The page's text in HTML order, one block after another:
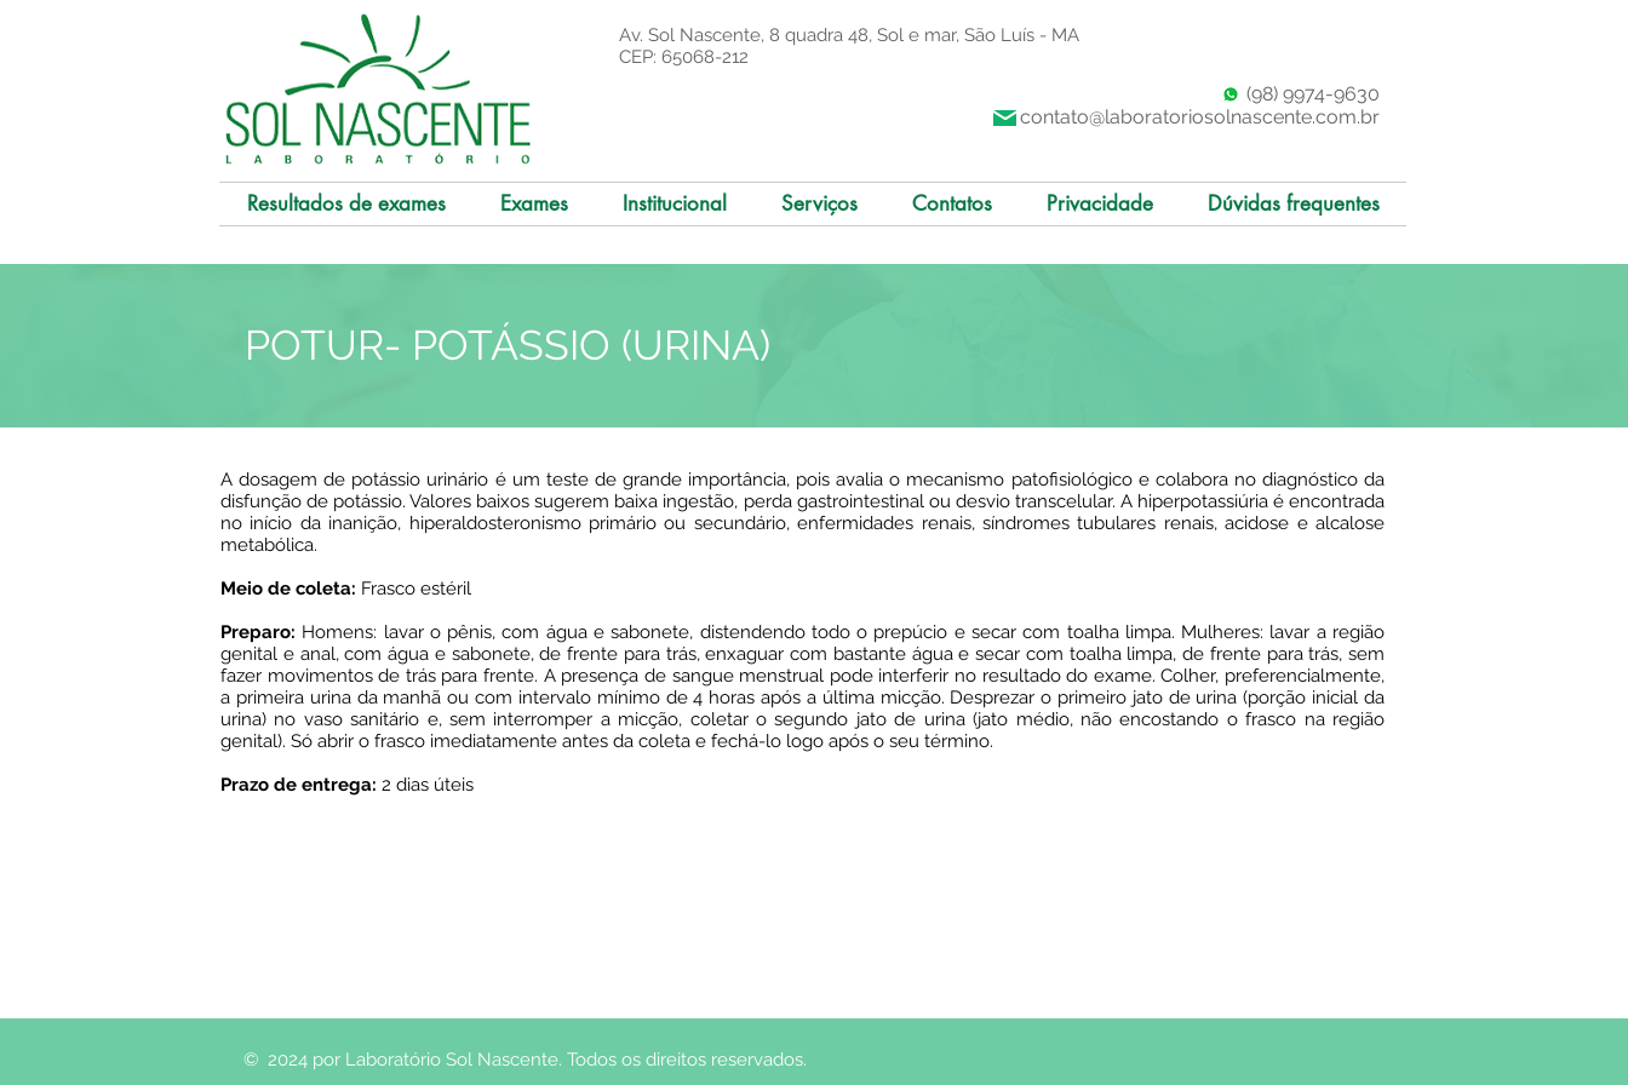
Av. Sol Nascente, 8 quadra 48, Sol e mar, São Luís - MA
CEP: 65068-212
(98) 9974-9630
contato@laboratoriosolnascente.com.br
Resultados de exames Exames Institucional Serviços Contatos Privacidade Dúvidas frequentes
POTUR- POTÁSSIO (URINA)
A dosagem de potássio urinário é um teste de grande importância, pois avalia o mecanismo patofisiológico e colabora no diagnóstico da
disfunção de potássio. Valores baixos sugerem baixa ingestão, perda gastrointestinal ou desvio transcelular. A hiperpotassiúria é encontrada
no início da inanição, hiperaldosteronismo primário ou secundário, enfermidades renais, síndromes tubulares renais, acidose e alcalose
metabólica.
Meio de coleta: Frasco estéril
Preparo: Homens: lavar o pênis, com água e sabonete, distendendo todo o prepúcio e secar com toalha limpa. Mulheres: lavar a região
genital e anal, com água e sabonete, de frente para trás, enxaguar com bastante água e secar com toalha limpa, de frente para trás, sem
fazer movimentos de trás para frente. A presença de sangue menstrual pode interferir no resultado do exame. Colher, preferencialmente,
a primeira urina da manhã ou com intervalo mínimo de 4 horas após a última micção. Desprezar o primeiro jato de urina (porção inicial da
urina) no vaso sanitário e, sem interromper a micção, coletar o segundo jato de urina (jato médio, não encostando o frasco na região
genital). Só abrir o frasco imediatamente antes da coleta e fechá-lo logo após o seu término.
Prazo de entrega: 2 dias úteis
© 2024 por Laboratório Sol Nascente. Todos os direitos reservados.